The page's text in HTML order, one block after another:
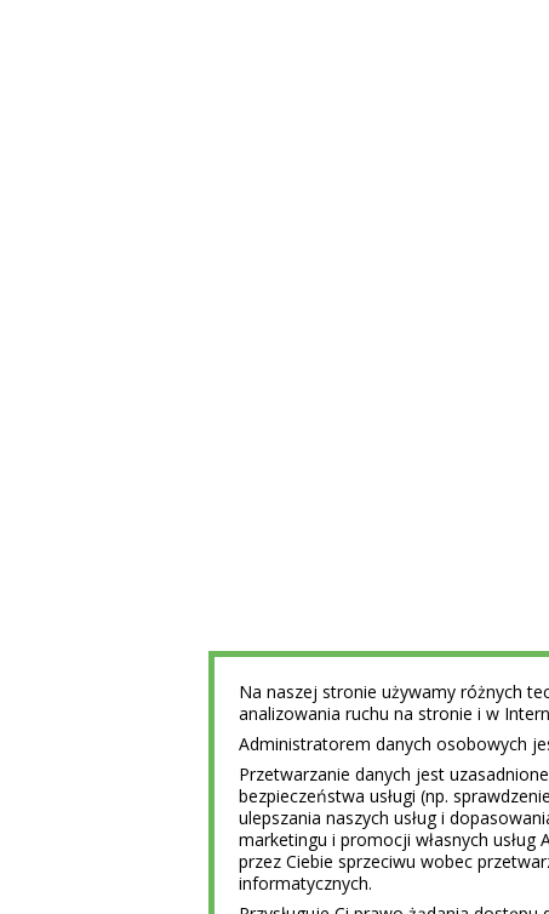
Na naszej stronie używamy różnych
analizowania ruchu na stronie i w
Administratorem danych osobowych
Przetwarzanie danych jest
bezpieczeństwa usługi (np.
ulepszania naszych usług i
marketingu i promocji własnych
przez Ciebie sprzeciwu wobec
informatycznych.